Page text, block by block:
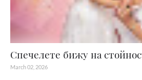
Спечелете бижу на
March 02, 2026